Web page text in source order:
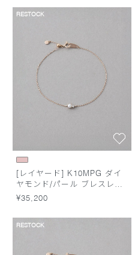
RESTOCK
[レイヤード] K10MPG ダイ
ヤモンド/パール ブレスレッ
ト
¥35,200
RESTOCK